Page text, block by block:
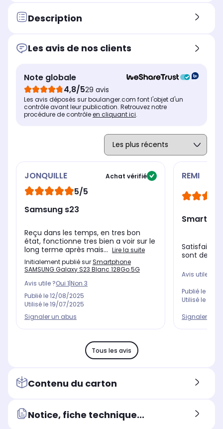
Taille de l'écran (diagonale, en
Résolution de l'écran
Type d'écran
Plat
Technologie de l'écran
Dynamic AMOLED
Type d'écran
Technologie de l'écran
AMOLED
Description
Les avis de nos clients
Note globale
4,8/529 avis
Les avis déposés sur boulanger.com font l'objet d'un
contrôle avant leur publication. Retrouvez notre
procédure de contrôleen cliquant ici.
JONQUILLE Achat vérifié
5/5
Samsung s23
Reçu dans les temps, en tres bon
état, fonctionne tres bien a voir sur le
long terme après mais... Lire la suite
Initialement publié surSmartphone
SAMSUNG Galaxy S23 Blanc 128Go 5G
Avis utile ?Oui 1|Non 3
Publié le12/08/2025
Utilisé le19/07/2025
Signaler un abus
REMI
Satisfait de
sont de
Avis utile ?
Publié le
Utilisé le
Signaler un
Tous les avis
Contenu du carton
Notice, fiche technique...